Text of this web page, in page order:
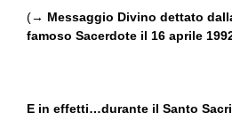
(→ Messaggio Divino dettato
famoso Sacerdote il 16 aprile
E in effetti…durante il Santo